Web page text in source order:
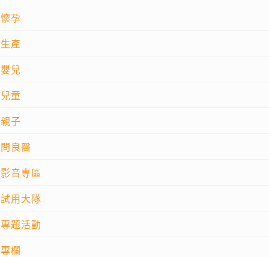
懷孕
生產
嬰兒
兒童
親子
問良醫
影音專區
試用大隊
專題活動
專欄